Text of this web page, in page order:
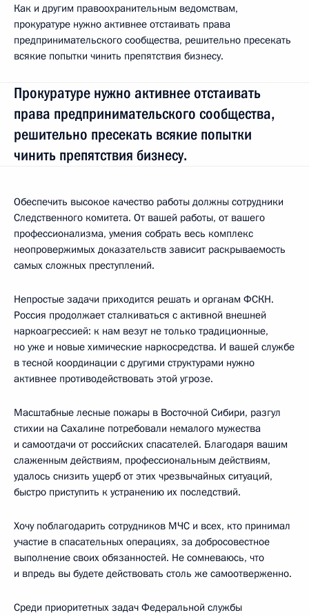
Как и другим правоохранительным ведомствам,
прокуратуре нужно активнее отстаивать права
предпринимательского сообщества, решительно пресекать
всякие попытки чинить препятствия бизнесу.
Прокуратуре нужно активнее отстаивать
права предпринимательского сообщества,
решительно пресекать всякие попытки
чинить препятствия бизнесу.
Обеспечить высокое качество работы должны сотрудники
Следственного комитета. От вашей работы, от вашего
профессионализма, умения собрать весь комплекс
неопровержимых доказательств зависит раскрываемость
самых сложных преступлений.
Непростые задачи приходится решать и органам ФСКН.
Россия продолжает сталкиваться с активной внешней
наркоагрессией: к нам везут не только традиционные,
но уже и новые химические наркосредства. И вашей службе
в тесной координации с другими структурами нужно
активнее противодействовать этой угрозе.
Масштабные лесные пожары в Восточной Сибири, разгул
стихии на Сахалине потребовали немалого мужества
и самоотдачи от российских спасателей. Благодаря вашим
слаженным действиям, профессиональным действиям,
удалось снизить ущерб от этих чрезвычайных ситуаций,
быстро приступить к устранению их последствий.
Хочу поблагодарить сотрудников МЧС и всех, кто принимал
участие в спасательных операциях, за добросовестное
выполнение своих обязанностей. Не сомневаюсь, что
и впредь вы будете действовать столь же самоотверженно.
Среди приоритетных задач Федеральной службы